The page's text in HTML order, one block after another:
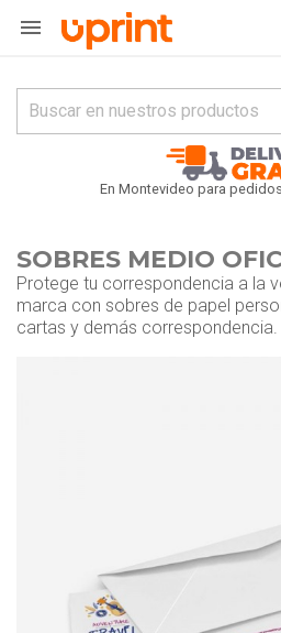

En Montevideo para
SOBRES MEDIO
Protege tu correspondencia a la
marca con sobres de papel
cartas y demás correspondencia.